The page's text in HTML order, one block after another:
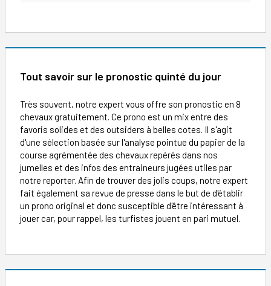
Tout savoir sur le pronostic quinté du jour
Très souvent, notre expert vous offre son pronostic en 8
chevaux gratuitement. Ce prono est un mix entre des
favoris solides et des outsiders à belles cotes. Il s'agit
d'une sélection basée sur l'analyse pointue du papier de la
course agrémentée des chevaux repérés dans nos
jumelles et des infos des entraineurs jugées utiles par
notre reporter. Afin de trouver des jolis coups, notre expert
fait également sa revue de presse dans le but de d'établir
un prono original et donc susceptible d'être intéressant à
jouer car, pour rappel, les turfistes jouent en pari mutuel.